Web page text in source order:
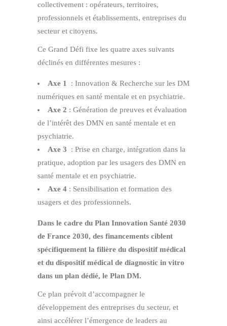
collectivement : opérateurs, territoires,
professionnels et établissements, entreprises du
secteur et citoyens.
Ce Grand Défi fixe les quatre axes suivants
déclinés en différentes mesures :
Axe 1
: Innovation & Recherche sur les DM
numériques en santé mentale et en psychiatrie.
Axe 2 : Génération de preuves et évaluation
de l’intérêt des DMN en santé mentale et en
psychiatrie.
Axe 3
: Prise en charge, intégration dans la
pratique, adoption par les usagers des DMN en
santé mentale et en psychiatrie.
Axe 4 : Sensibilisation et formation des
usagers et des professionnels.
Dans le cadre du Plan Innovation Santé 2030
de France 2030, des financements ciblent
spécifiquement la filière du dispositif médical
et du dispositif médical de diagnostic in vitro
dans un plan dédié, le Plan DM.
Ce plan prévoit d’accompagner le
développement des entreprises du secteur, et
ainsi accélérer l’émergence de leaders au